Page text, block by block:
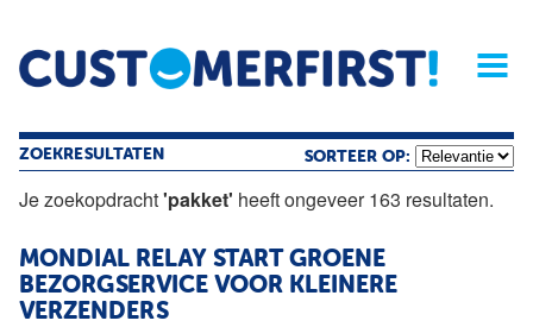
Home Opinie Archief
Magazine
ZOEKRESULTATEN SORTEER OP:
Je zoekopdracht'pakket' heeft ongeveer 163 resultaten.
MONDIAL RELAY START GROENE
BEZORGSERVICE VOOR KLEINERE
VERZENDERS